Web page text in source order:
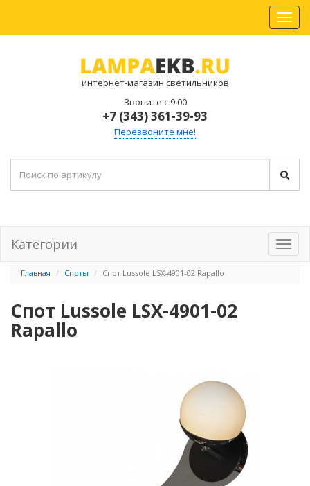
интернет-магазин светильников
Звоните с 9:00
+7 (343) 361-39-93
Перезвоните мне!
Категории
Главная Споты Спот Lussole LSX-4901-02 Rapallo
Спот Lussole LSX-4901-02
Rapallo